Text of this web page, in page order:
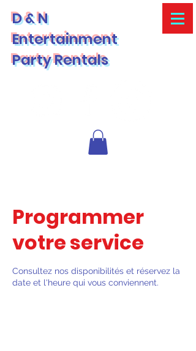
D & N
Entertainment
Party Rentals
Programmer
votre service
Consultez nos disponibilités et réservez la
date et l'heure qui vous conviennent.